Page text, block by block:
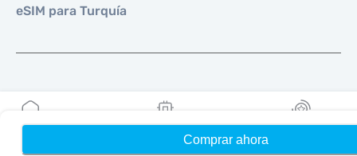
Comprar ahora
eSIM para Turquía
MOBIMATTER LTD
Mis eSIMs